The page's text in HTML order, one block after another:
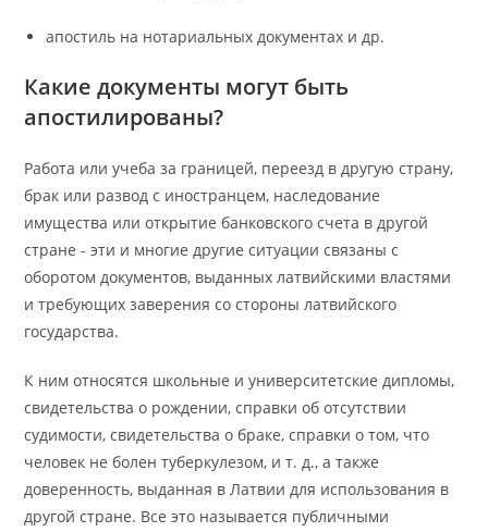
апостиль на нотариальных документах и др.
Какие документы могут быть
апостилированы?
Работа или учеба за границей, переезд в другую страну,
брак или развод с иностранцем, наследование
имущества или открытие банковского счета в другой
стране - эти и многие другие ситуации связаны с
оборотом документов, выданных латвийскими властями
и требующих заверения со стороны латвийского
государства.
К ним относятся школьные и университетские дипломы,
свидетельства о рождении, справки об отсутствии
судимости, свидетельства о браке, справки о том, что
человек не болен туберкулезом, и т. д., а также
доверенность, выданная в Латвии для использования в
другой стране. Все это называется публичными